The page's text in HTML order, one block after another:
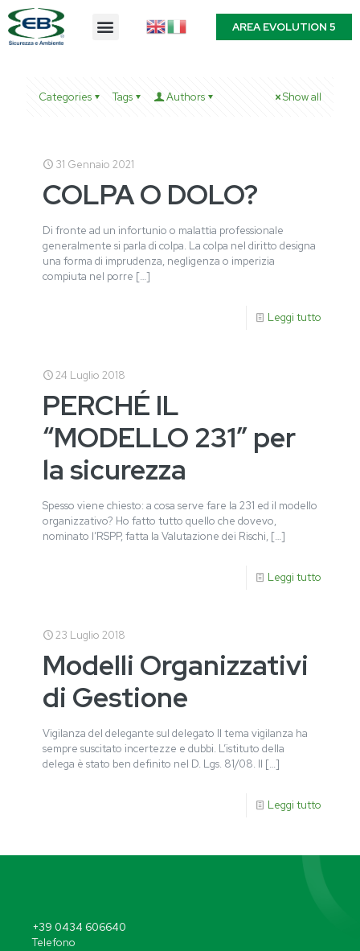
AREA EVOLUTION 5
Categories Tags Authors Show all
31 Gennaio 2021
COLPA O DOLO?
Di fronte ad un infortunio o malattia professionale
generalmente si parla di colpa. La colpa nel diritto designa
una forma di imprudenza, negligenza o imperizia
compiuta nel porre […]
Leggi tutto
24 Luglio 2018
PERCHÉ IL
“MODELLO 231” per
la sicurezza
Spesso viene chiesto: a cosa serve fare la 231 ed il modello
organizzativo? Ho fatto tutto quello che dovevo,
nominato l’RSPP, fatta la Valutazione dei Rischi, […]
Leggi tutto
23 Luglio 2018
Modelli Organizzativi
di Gestione
Vigilanza del delegante sul delegato Il tema vigilanza ha
sempre suscitato incertezze e dubbi. L’istituto della
delega è stato ben definito nel D. Lgs. 81/08. Il […]
Leggi tutto
+39 0434 606640
Telefono